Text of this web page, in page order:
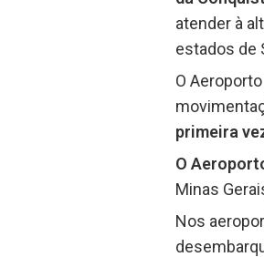
atender à
estados de
O
primeira
O
Minas
Nos